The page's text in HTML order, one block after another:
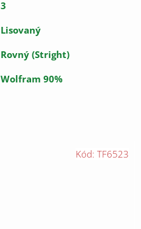
Kód: TF6523
3
Lisovaný
Rovný (Stright)
Wolfram 90%